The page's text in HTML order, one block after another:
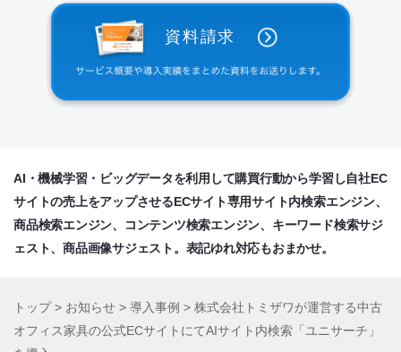
資料請求
AI・機械学習・ビッグデータを利用して購買行動から学習し自社EC
サイトの売上をアップさせるECサイト専用サイト内検索エンジン、
商品検索エンジン、コンテンツ検索エンジン、キーワード検索サジ
ェスト、商品画像サジェスト。表記ゆれ対応もおまかせ。
トップ> お知らせ > 導入事例 > 株式会社トミザワが運営する中古
オフィス家具の公式ECサイトにてAIサイト内検索「ユニサーチ」